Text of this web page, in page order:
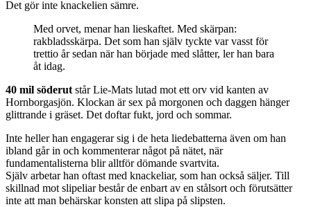
Det gör inte knackelien sämre.
Med orvet, menar han lieskaftet. Med skärpan:
rakbladsskärpa. Det som han själv tyckte var vasst för
trettio år sedan när han började med slåtter, ler han bara
åt idag.
40 mil söderut står Lie-Mats lutad mot ett orv vid kanten av
Hornborgasjön. Klockan är sex på morgonen och daggen hänger
glittrande i gräset. Det doftar fukt, jord och sommar.
Inte heller han engagerar sig i de heta liedebatterna även om han
ibland går in och kommenterar något på nätet, när
fundamentalisterna blir alltför dömande svartvita.
Själv arbetar han oftast med knackeliar, som han också säljer. Till
skillnad mot slipeliar består de enbart av en stålsort och förutsätter
inte att man behärskar konsten att slipa på slipsten.